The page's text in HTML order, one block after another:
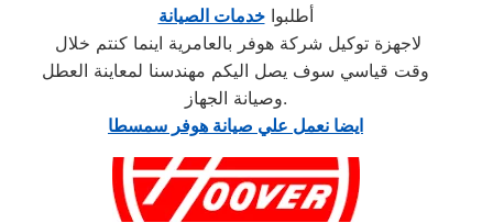
أطلبواخدمات الصيانة
وقت قياسي سوف يصل اليكم مهندسنا لمعاينة العطل
وصيانة الجهاز.
ايضا نعمل علي صيانة هوفر سمسطا